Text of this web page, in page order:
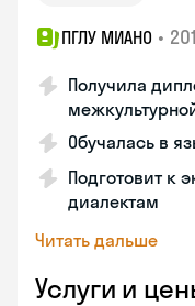
ПГЛУ МИАНО •
Получила
Обучалась в
Подготовит к
диалектам
Читать дальше
Услуги и